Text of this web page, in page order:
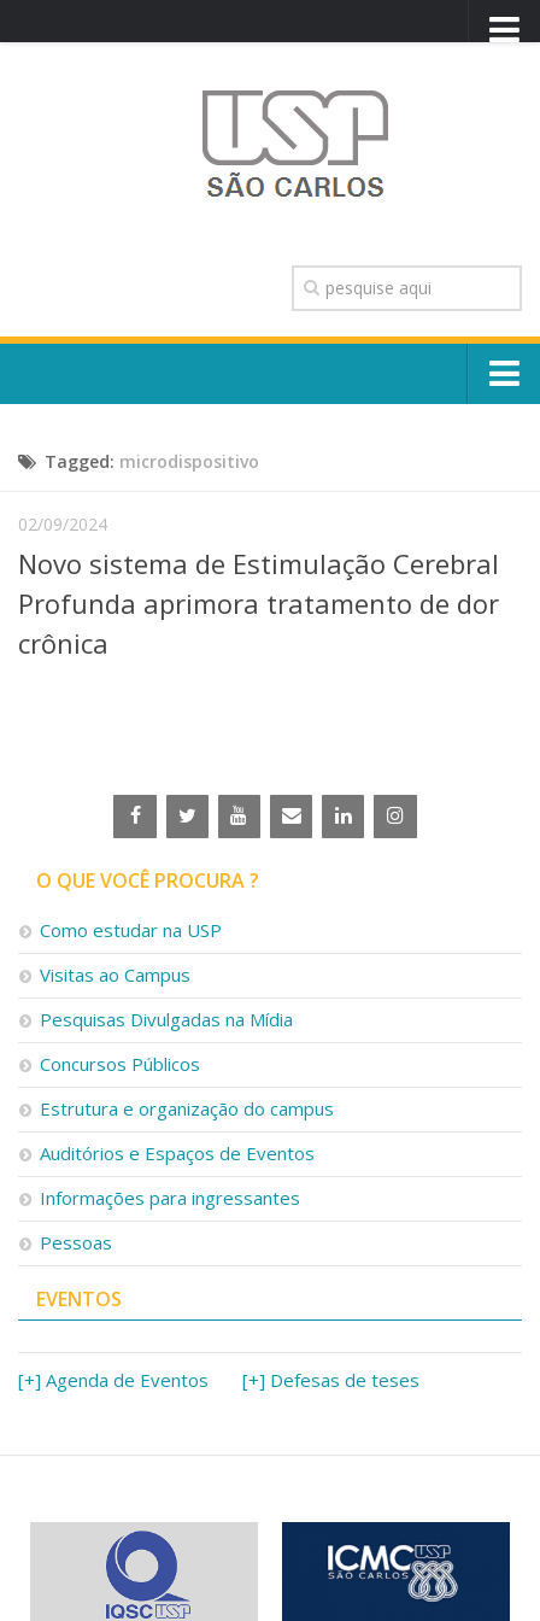
TRANSPARÊNCIA
OUVIDORIA
CONTATO
Escola, Institutos e Órgãos
Núcleos e Comissões
Telefones e Mapas
Pessoas
Graduação
Linhas de Pesquisa
Centros, Núcleos e Projetos em Rede
Iniciação Científica
Empresas Juniores
Extensão à Comunidade
Projetos, Programas e Cursos
Artes, Cultura e Esportes
Museus e Espaços Interativos
Serviços
Bibliotecas
Apoio ao Estudante
Segurança, Trânsito e Prevenção
RH, Administrativo e Financeiro
Outros serviços
Comunicação
Assessorias e Mídias
Aplicativos e Sites
Jornal da USP
Agenda de Eventos
Tagged: microdispositivo
02/09/2024
Novo sistema de Estimulação Cerebral
Profunda aprimora tratamento de dor
crônica
O QUE VOCÊ PROCURA ?
Como estudar na USP
Visitas ao Campus
Pesquisas Divulgadas na Mídia
Concursos Públicos
Estrutura e organização do campus
Auditórios e Espaços de Eventos
Informações para ingressantes
Pessoas
EVENTOS
[+] Agenda de Eventos [+] Defesas de teses